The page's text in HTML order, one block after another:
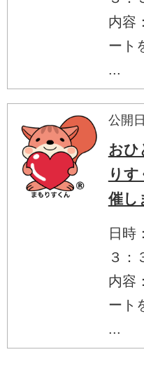
内容
ート
...
公開
お
り
催し
日時
３：
内容
ート
...